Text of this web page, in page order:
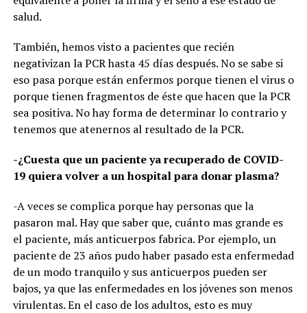
salud.
También, hemos visto a pacientes que recién
negativizan la PCR hasta 45 días después. No se sabe si
eso pasa porque están enfermos porque tienen el virus o
porque tienen fragmentos de éste que hacen que la PCR
sea positiva. No hay forma de determinar lo contrario y
tenemos que atenernos al resultado de la PCR.
-¿Cuesta que un paciente ya recuperado de COVID-
19 quiera volver a un hospital para donar plasma?
-A veces se complica porque hay personas que la
pasaron mal. Hay que saber que, cuánto mas grande es
el paciente, más anticuerpos fabrica. Por ejemplo, un
paciente de 23 años pudo haber pasado esta enfermedad
de un modo tranquilo y sus anticuerpos pueden ser
bajos, ya que las enfermedades en los jóvenes son menos
virulentas. En el caso de los adultos, esto es muy